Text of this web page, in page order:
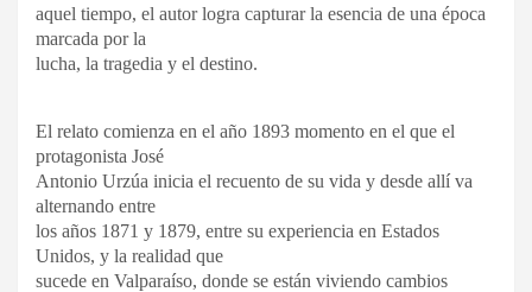
aquel tiempo, el autor logra capturar la esencia de una época
marcada por la
lucha, la tragedia y el destino.
El relato comienza en el año 1893 momento en el que el
protagonista José
Antonio Urzúa inicia el recuento de su vida y desde allí va
alternando entre
los años 1871 y 1879, entre su experiencia en Estados
Unidos, y la realidad que
sucede en Valparaíso, donde se están viviendo cambios